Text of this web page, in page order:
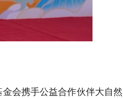
会携手公益合作伙伴大自然